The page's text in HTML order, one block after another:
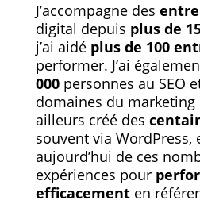
J’accompagne des
digital depuis plus de
j’ai aidé plus de 100
performer. J’ai
000personnes au SEO
domaines du marketing
ailleurs créé des
souvent via
aujourd’hui de ces
expériences pour
efficacementen